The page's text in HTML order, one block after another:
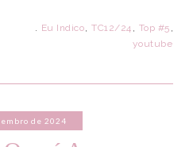
Eu Indico TC12/24 Top #5
youtube
de 2024